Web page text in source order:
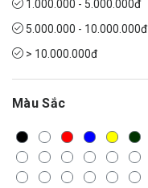
1.000.000 - 5.000.000đ
5.000.000 - 10.000.000đ
> 10.000.000đ
Màu Sắc